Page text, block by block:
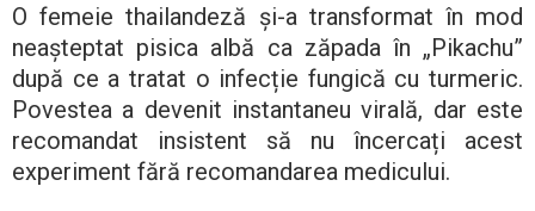
O femeie thailandeză și-a transformat în mod
neașteptat pisica albă ca zăpada în „Pikachu”
după ce a tratat o infecție fungică cu turmeric.
Povestea a devenit instantaneu virală, dar este
recomandat insistent să nu încercați acest
experiment fără recomandarea medicului.